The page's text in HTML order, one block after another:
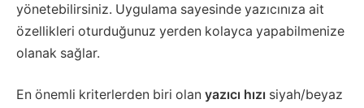
yönetebilirsiniz. Uygulama sayesinde yazıcınıza ait
özellikleri oturduğunuz yerden kolayca yapabilmenize
olanak sağlar.
En önemli kriterlerden biri olan yazıcı hızı siyah/beyaz